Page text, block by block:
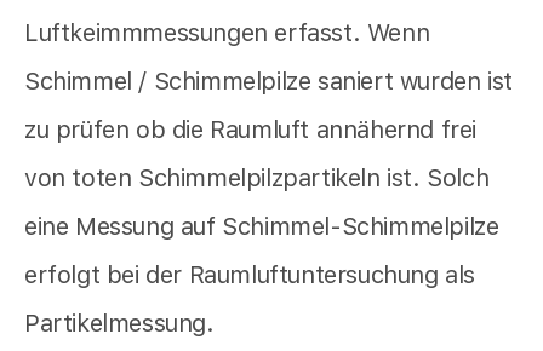
Luftkeimmmessungen erfasst. Wenn
Schimmel / Schimmelpilze saniert wurden ist
zu prüfen ob die Raumluft annähernd frei
von toten Schimmelpilzpartikeln ist. Solch
eine Messung auf Schimmel-Schimmelpilze
erfolgt bei der Raumluftuntersuchung als
Partikelmessung.